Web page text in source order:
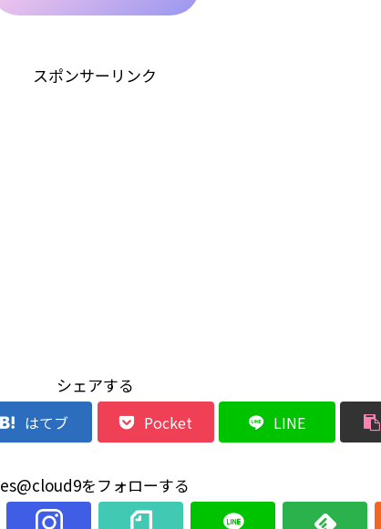
スポンサーリンク
シェアする
はてブ Pocket LINE
es@cloud9をフォローする